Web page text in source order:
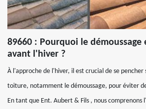
89660 : Pourquoi le démoussage
avant l'hiver ?
À l'approche de l'hiver, il est crucial de se
toiture, notamment le démoussage, pour éviter
En tant que Ent. Aubert & Fils , nous